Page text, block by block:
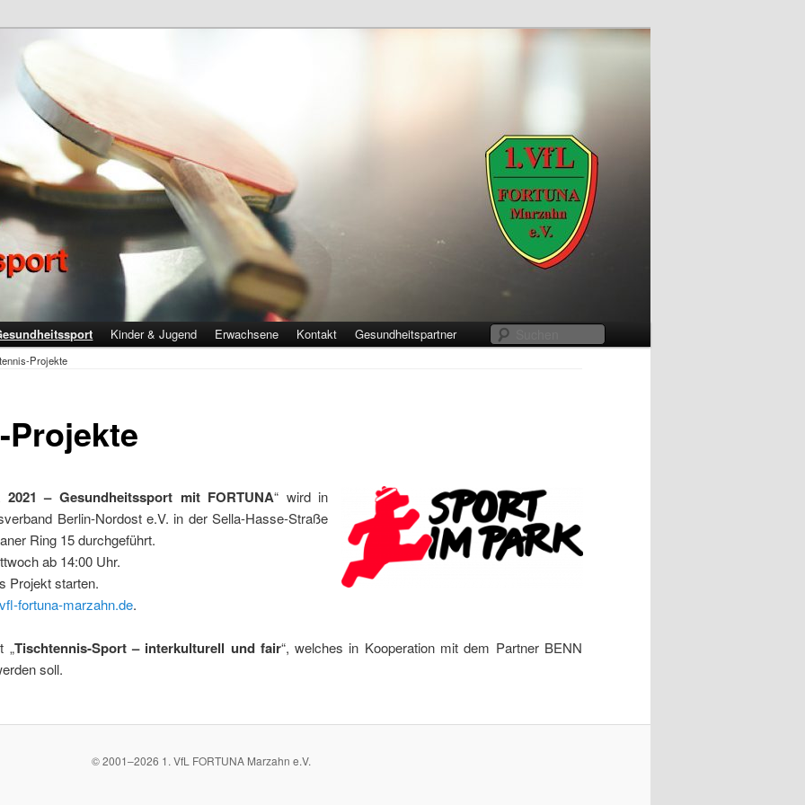
Gesundheitssport
Kinder & Jugend Erwachsene Kontakt Gesundheitspartner
Projekte
– Gesundheitssport mit FORTUNA“ wird in
Berlin-Nordost e.V. in der Sella-Hasse-Straße
Ring 15 durchgeführt.
ab 14:00 Uhr.
Projekt starten.
fortuna-marzahn.de.
„Tischtennis-Sport – interkulturell und fair“, welches in Kooperation mit dem Partner BENN
soll.
© 2001–2026 1. VfL FORTUNA Marzahn e.V.